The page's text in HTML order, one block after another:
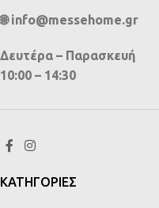
🌐 info@messehome.gr
Δευτέρα – Παρασκευή
10:00 – 14:30
ΚΑΤΗΓΟΡΙΕΣ